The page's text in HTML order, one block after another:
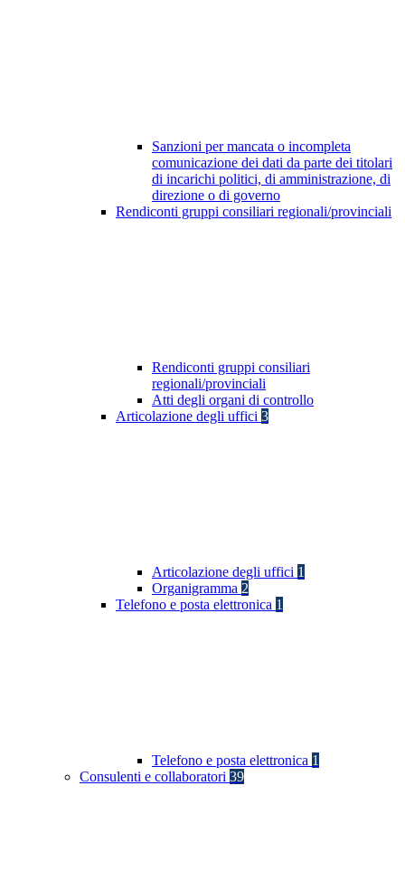
Sanzioni per mancata o incompleta
comunicazione dei dati da parte dei titolari
di incarichi politici, di amministrazione, di
direzione o di governo
Rendiconti gruppi consiliari regionali/provinciali
Rendiconti gruppi consiliari
regionali/provinciali
Atti degli organi di controllo
Articolazione degli uffici 3
Articolazione degli uffici 1
Organigramma 2
Telefono e posta elettronica 1
Telefono e posta elettronica 1
Consulenti e collaboratori 39